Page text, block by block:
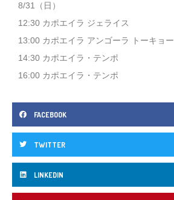
8/31（日）
12:30 カポエイラ ジェライス
13:00 カポエイラ アンゴーラ トーキョー
14:30 カポエイラ・テンポ
16:00 カポエイラ・テンポ
FACEBOOK
TWITTER
LINKEDIN